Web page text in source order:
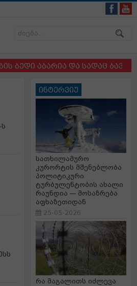
აბარია და სადაც ბავშვსა და
ინტერვიუ
სათხილამურო
კურორტის მშენებლობა
პოლიტიკური
ტურბულენტობის ახალი
რაუნდია — მოსაზრება
აფხაზეთიდან
25-05-2026
რა მაგალითს იძლევა